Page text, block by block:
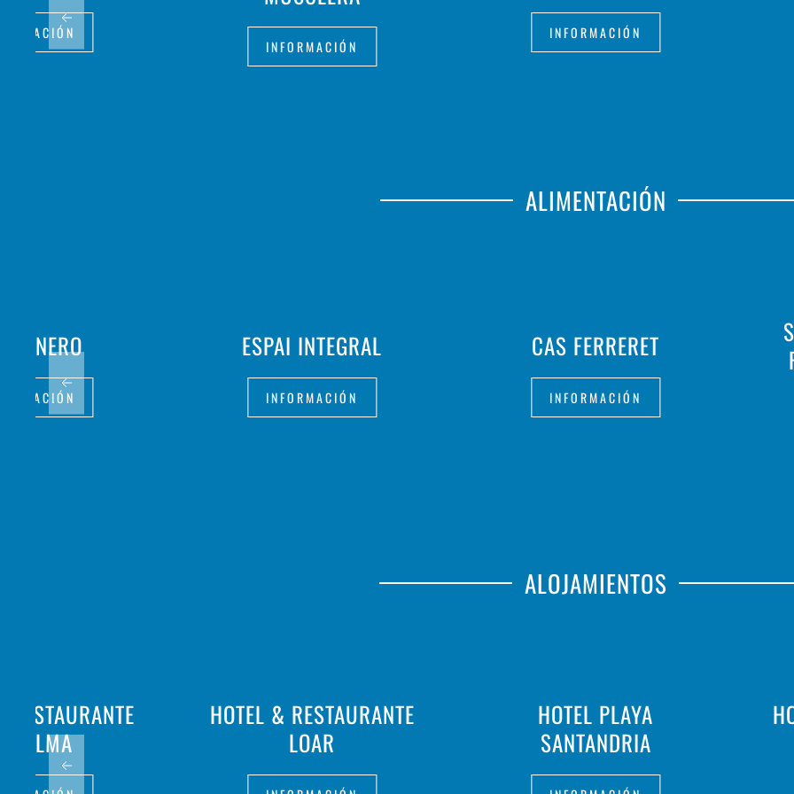
INFORMACIÓN
INFORMACIÓN
ALIMENTACIÓN
ESPAI INTEGRAL
INFORMACIÓN
CAS FERRERET
INFORMACIÓN
ALOJAMIENTOS
HOTEL & RESTAURANTE
LOAR
HOTEL PLAYA
SANTANDRIA
PALMA